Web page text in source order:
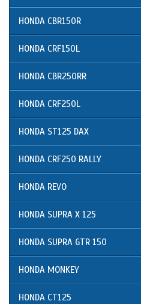
HONDA CBR150R
HONDA CRF150L
HONDA CBR250RR
HONDA CRF250L
HONDA ST125 DAX
HONDA CRF250 RALLY
HONDA REVO
HONDA SUPRA X 125
HONDA SUPRA GTR 150
HONDA MONKEY
HONDA CT125